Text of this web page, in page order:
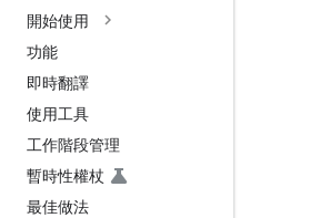
開始使用
功能
即時翻譯
使用工具
工作階段管理
暫時性權杖
最佳做法